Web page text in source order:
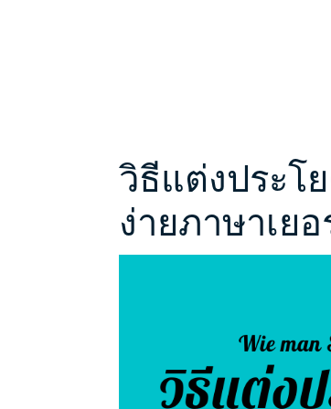
วิธีแต่งประโ
ง่ายภาษาเย